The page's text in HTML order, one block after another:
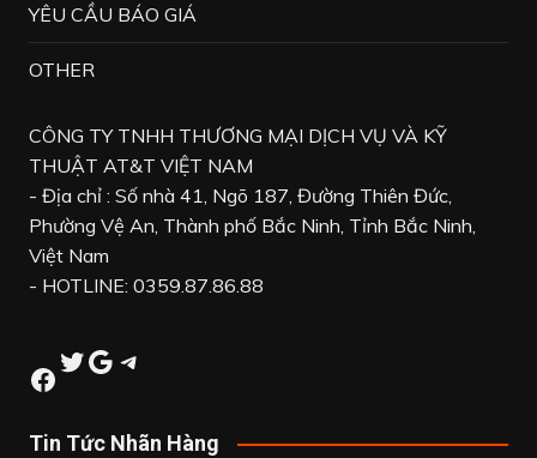
YÊU CẦU BÁO GIÁ
OTHER
CÔNG TY TNHH THƯƠNG MẠI DỊCH VỤ VÀ KỸ
THUẬT AT&T VIỆT NAM
- Địa chỉ : Số nhà 41, Ngõ 187, Đường Thiên Đức,
Phường Vệ An, Thành phố Bắc Ninh, Tỉnh Bắc Ninh,
Việt Nam
- HOTLINE: 0359.87.86.88
Facebook
Twitter
Google
Telegram
Tin Tức Nhãn Hàng